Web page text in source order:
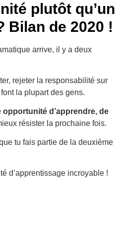
plutôt qu’un
Bilan de 2020 !
arrive, il y a deux
rejeter la responsabilité sur
la plupart des gens.
opportunité d’apprendre, de
résister la prochaine fois.
tu fais partie de la deuxième
d’apprentissage incroyable !